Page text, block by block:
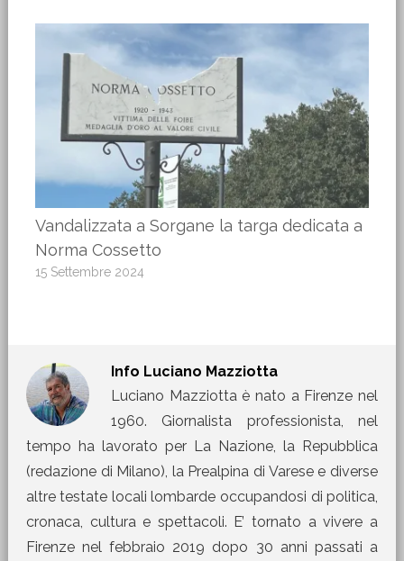
Vandalizzata a Sorgane la targa dedicata a
Norma Cossetto
15 Settembre 2024
Info Luciano Mazziotta
Luciano Mazziotta è nato a Firenze nel
1960. Giornalista professionista, nel
tempo ha lavorato per La Nazione, la Repubblica
(redazione di Milano), la Prealpina di Varese e diverse
altre testate locali lombarde occupandosi di politica,
cronaca, cultura e spettacoli. E’ tornato a vivere a
Firenze nel febbraio 2019 dopo 30 anni passati a